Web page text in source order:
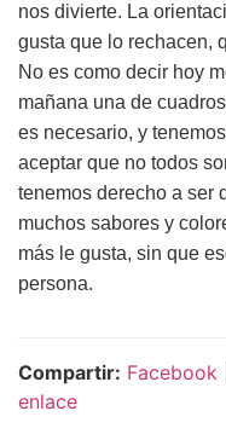
nos divierte. La
gusta que lo rechacen,
No es como decir hoy
mañana una de
es necesario, y
aceptar que no todos
tenemos derecho a ser
muchos sabores y
más le gusta, sin que
persona.
Compartir: Facebook
enlace